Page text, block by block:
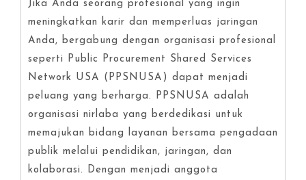
Jika Anda seorang profesional yang ingin
meningkatkan karir dan memperluas jaringan
Anda, bergabung dengan organisasi profesional
seperti Public Procurement Shared Services
Network USA (PPSNUSA) dapat menjadi
peluang yang berharga. PPSNUSA adalah
organisasi nirlaba yang berdedikasi untuk
memajukan bidang layanan bersama pengadaan
publik melalui pendidikan, jaringan, dan
kolaborasi. Dengan menjadi anggota